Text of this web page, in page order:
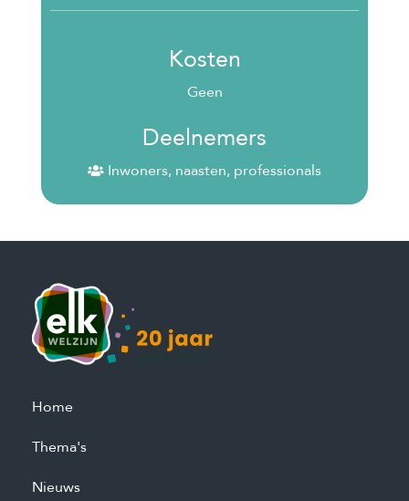
Kosten
Geen
Deelnemers
Inwoners, naasten, professionals
Home
Thema's
Nieuws